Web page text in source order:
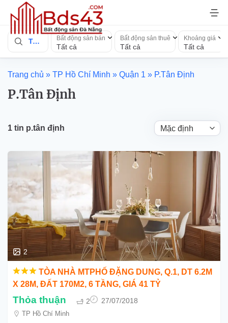
qua
dung
Toàn quốc Bất động sản bán
Tất cả
Bất động sản thuê
Tất cả
Khoảng giá
Tất cả
Trang chủ » TP Hồ Chí Minh » Quận 1 » P.Tân Định
P.Tân Định
1 tin p.tân định
2
TÒA NHÀ MTPHỐ ĐẶNG DUNG, Q.1, DT 6.2M
X 28M, ĐẤT 170M2, 6 TẦNG, GIÁ 41 TỶ
Thỏa thuận 2
27/07/2018
TP Hồ Chí Minh